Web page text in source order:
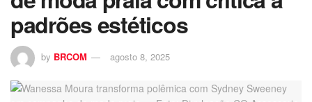
panel
padrões estéticos
by BRCOM agosto 8, 2025